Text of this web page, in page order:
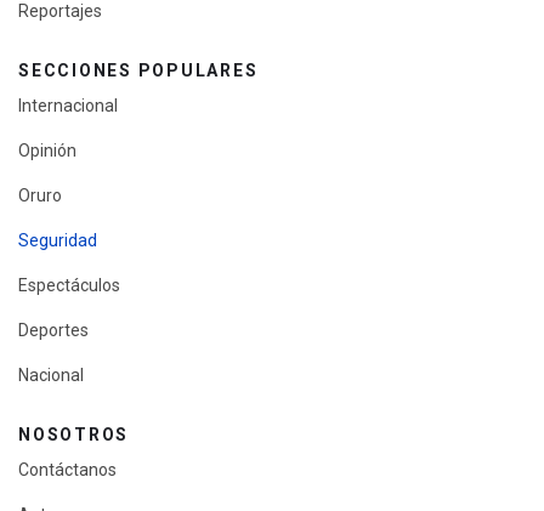
Reportajes
SECCIONES POPULARES
Internacional
Opinión
Oruro
Seguridad
Espectáculos
Deportes
Nacional
NOSOTROS
Contáctanos